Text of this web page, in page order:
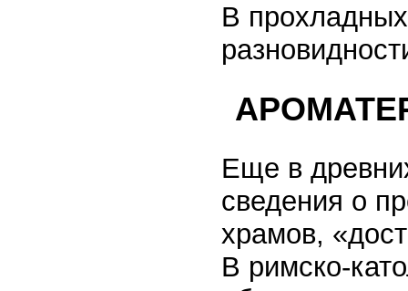
В
Еще в
сведения о
храмов,
В римско-